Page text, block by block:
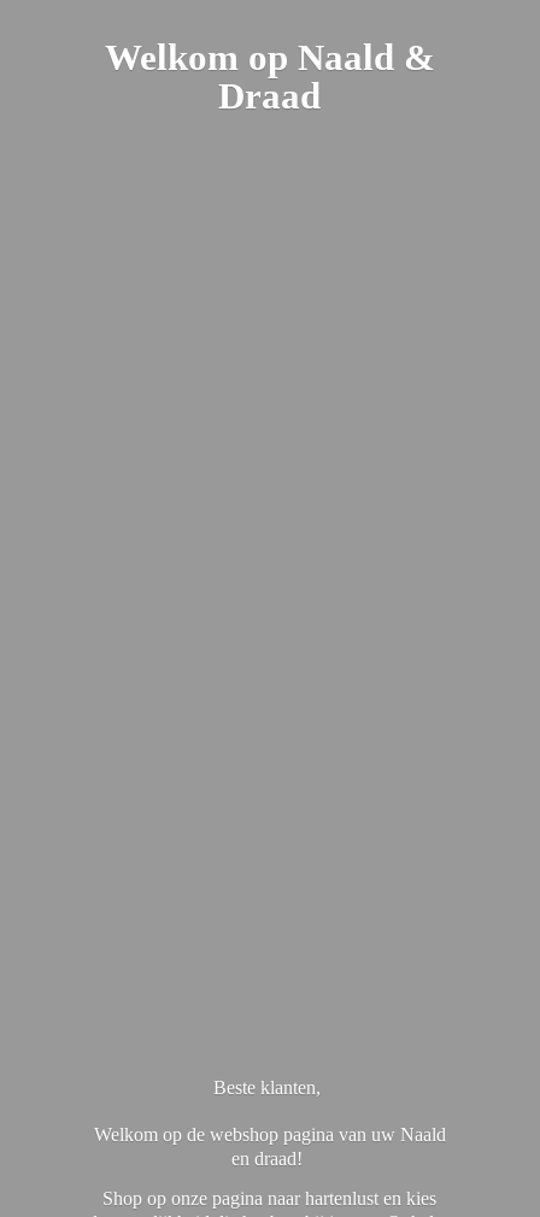
Welkom op Naald &
Draad
Beste klanten,
Welkom op de webshop pagina van uw Naald
en draad!
Shop op onze pagina naar hartenlust en kies